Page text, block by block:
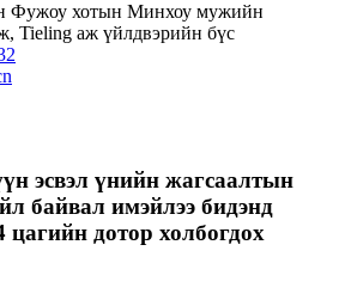
Фужоу хотын Минхоу мужийн
Tieling аж үйлдвэрийн бүс
эсвэл үнийн жагсаалтын
байвал имэйлээ бидэнд
цагийн дотор холбогдох